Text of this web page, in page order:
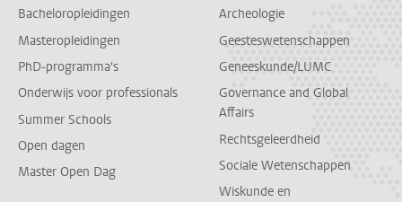
Bacheloropleidingen
Masteropleidingen
PhD-programma's
Onderwijs voor professionals
Summer Schools
Open dagen
Master Open Dag
Archeologie
Geesteswetenschappen
Geneeskunde/LUMC
Governance and Global
Affairs
Rechtsgeleerdheid
Sociale Wetenschappen
Wiskunde en